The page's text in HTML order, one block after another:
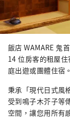
飯店 WAMARE 鬼
14 位房客的租屋
庭出遊或團體住宿。
秉承「現代日式風
受到鳴子木芥子等
空間，讓您用所有